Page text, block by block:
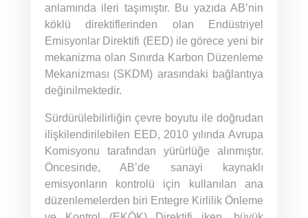
anlamında ileri taşımıştır. Bu yazıda AB’nin
köklü direktiflerinden olan Endüstriyel
Emisyonlar Direktifi (EED) ile görece yeni bir
mekanizma olan Sınırda Karbon Düzenleme
Mekanizması (SKDM) arasındaki bağlantıya
değinilmektedir.
Sürdürülebilirliğin çevre boyutu ile doğrudan
ilişkilendirilebilen EED, 2010 yılında Avrupa
Komisyonu tarafından yürürlüğe alınmıştır.
Öncesinde, AB’de sanayi kaynaklı
emisyonların kontrolü için kullanılan ana
düzenlemelerden biri Entegre Kirlilik Önleme